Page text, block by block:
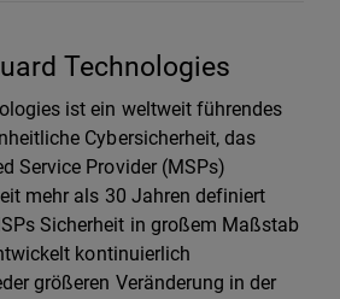
Technologies
ist ein weltweit führendes
Cybersicherheit, das
Service Provider (MSPs)
mehr als 30 Jahren definiert
Sicherheit in großem Maßstab
kontinuierlich
größeren Veränderung in der